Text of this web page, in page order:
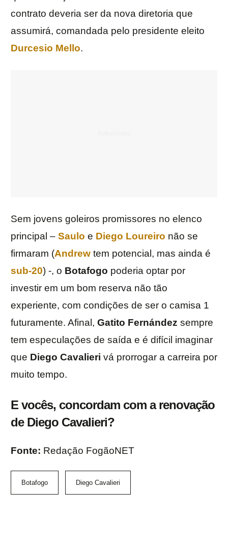
contrato deveria ser da nova diretoria que
assumirá, comandada pelo presidente eleito
Durcesio Mello.
Sem jovens goleiros promissores no elenco
principal – Saulo e Diego Loureiro não se
firmaram (Andrew tem potencial, mas ainda é
sub-20) -, o Botafogo poderia optar por
investir em um bom reserva não tão
experiente, com condições de ser o camisa 1
futuramente. Afinal, Gatito Fernández sempre
tem especulações de saída e é difícil imaginar
que Diego Cavalieri vá prorrogar a carreira por
muito tempo.
E vocês, concordam com a renovação
de Diego Cavalieri?
Fonte: Redação FogãoNET
Botafogo Diego Cavalieri